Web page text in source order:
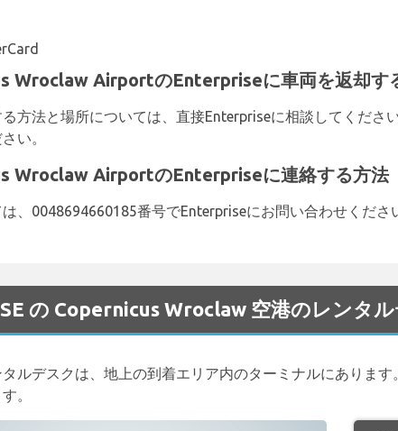
Wroclaw AirportのEnterpriseに車両を返却す
方法と場所については、直接Enterpriseに相談してくださ
い。
Wroclaw AirportのEnterpriseに連絡する方法
、0048694660185番号でEnterpriseにお問い合わせくださ
の Copernicus Wroclaw 空港のレンタ
ルデスクは、地上の到着エリア内のターミナルにありま
。